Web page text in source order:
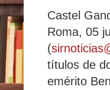
Castel
Roma, 05 jul
(
títulos de
emérito